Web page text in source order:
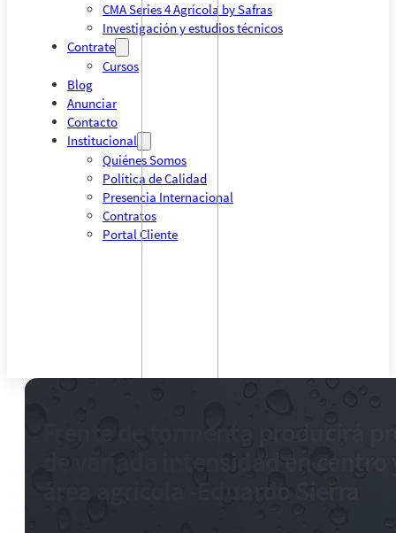
CMA Series 4 Agrícola by Safras
Investigación y estudios técnicos
Contrate
Cursos
Blog
Anunciar
Contacto
Institucional
Quiénes Somos
Política de Calidad
Presencia Internacional
Contratos
Portal Cliente